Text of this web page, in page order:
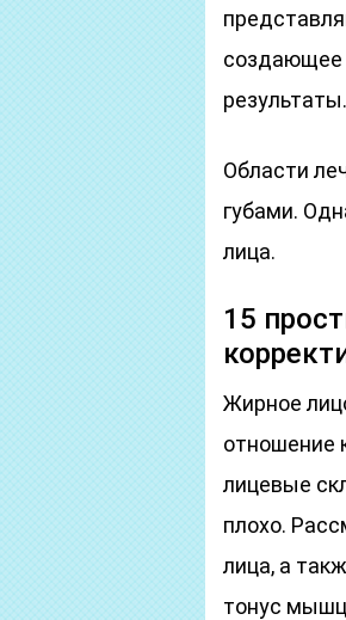
создающее
результаты.
Области
губами.
лица.
15
Жирное
отношение
лицевые
плохо.
лица, а
тонус